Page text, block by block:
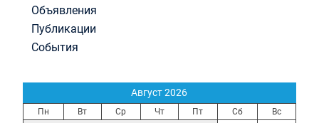
Объявления
Публикации
События
Август 2026
Пн Вт Ср Чт Пт Сб
Вс